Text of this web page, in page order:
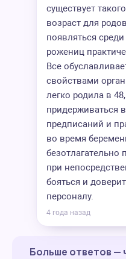
существует
возраст для
появляться
рожениц
Все
свойствами
легко родила в
придерживаться
предписаний и
во время
безотлагательно
при
бояться и
персоналу.
4 года назад
Больше ответов —